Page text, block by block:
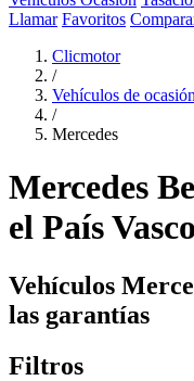
Llamar Favoritos
Clicmotor
/
Vehículos de ocasión
/
Mercedes
Mercedes
el País Vasco
Vehículos
las garantías
Filtros